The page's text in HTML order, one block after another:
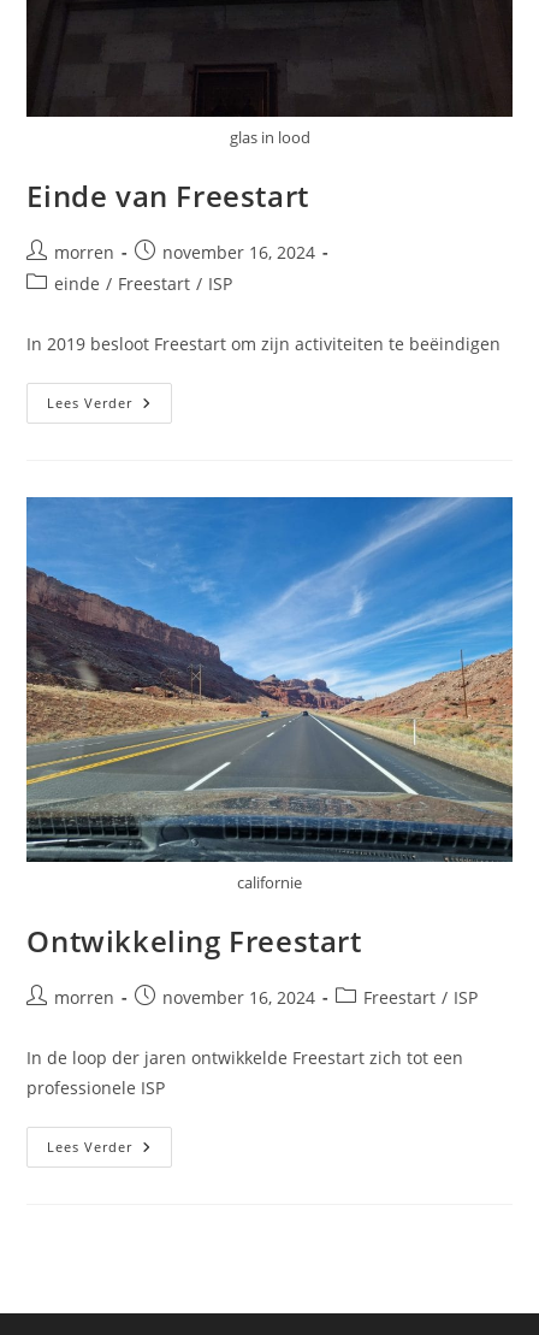
glas in lood
Einde van Freestart
Bericht
auteur:
morren
Bericht
gepubliceerd
november 16, 2024
Berichtcategorie:
einde / Freestart / ISP
In 2019 besloot Freestart om zijn activiteiten te beëindigen
Lees VerderEinde
Van
californie
Ontwikkeling Freestart
Berichtmorren
Bericht
op:
november 16, 2024 Berichtcategorie:
Freestart / ISP
In de loop der jaren ontwikkelde Freestart zich tot een
professionele ISP
Lees VerderOntwikkeling
Freestart